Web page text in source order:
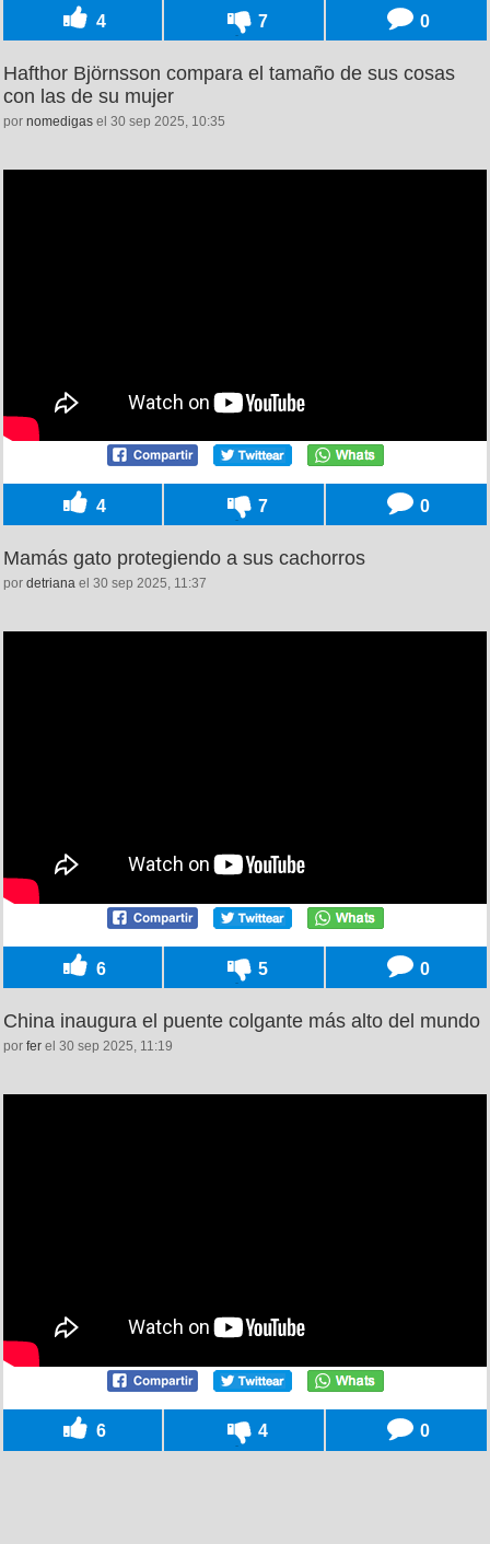
4 7 0
Hafthor Björnsson compara el tamaño de sus cosas
con las de su mujer
por nomedigas el 30 sep 2025, 10:35
4 7 0
Mamás gato protegiendo a sus cachorros
por detriana el 30 sep 2025, 11:37
6 5 0
China inaugura el puente colgante más alto del mundo
por fer el 30 sep 2025, 11:19
6 4 0